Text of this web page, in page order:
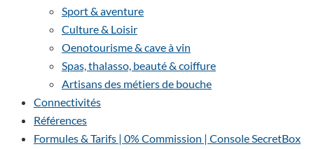
Sport & aventure
Culture & Loisir
Oenotourisme & cave à vin
Spas, thalasso, beauté & coiffure
Artisans des métiers de bouche
Connectivités
Références
Formules & Tarifs | 0% Commission | Console SecretBox